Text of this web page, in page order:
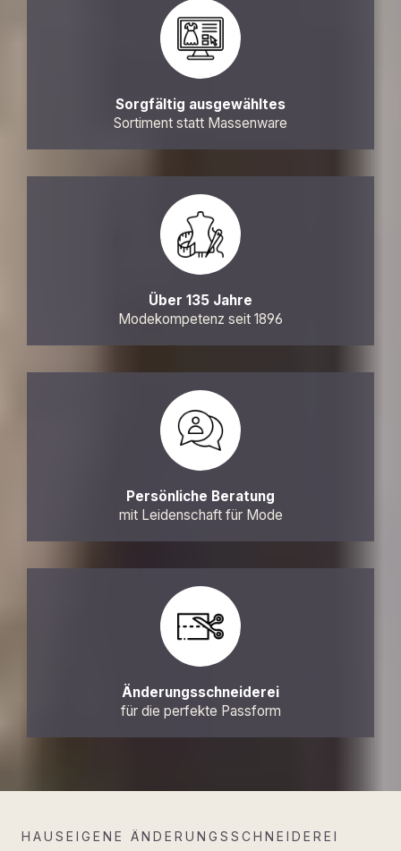
Sorgfältig ausgewähltes
Sortiment statt Massenware
Über 135 Jahre
Modekompetenz seit 1896
Persönliche Beratung
mit Leidenschaft für Mode
Änderungsschneiderei
für die perfekte Passform
HAUSEIGENE ÄNDERUNGSSCHNEIDEREI